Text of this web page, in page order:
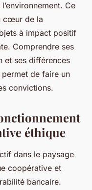
Ce
cœur de la
à impact positif
Comprendre ses
et ses différences
permet de faire un
convictions.
éthique
dans le paysage
coopérative et
bancaire.